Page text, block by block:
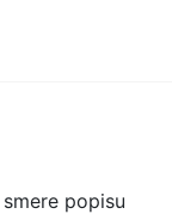
smere popisu